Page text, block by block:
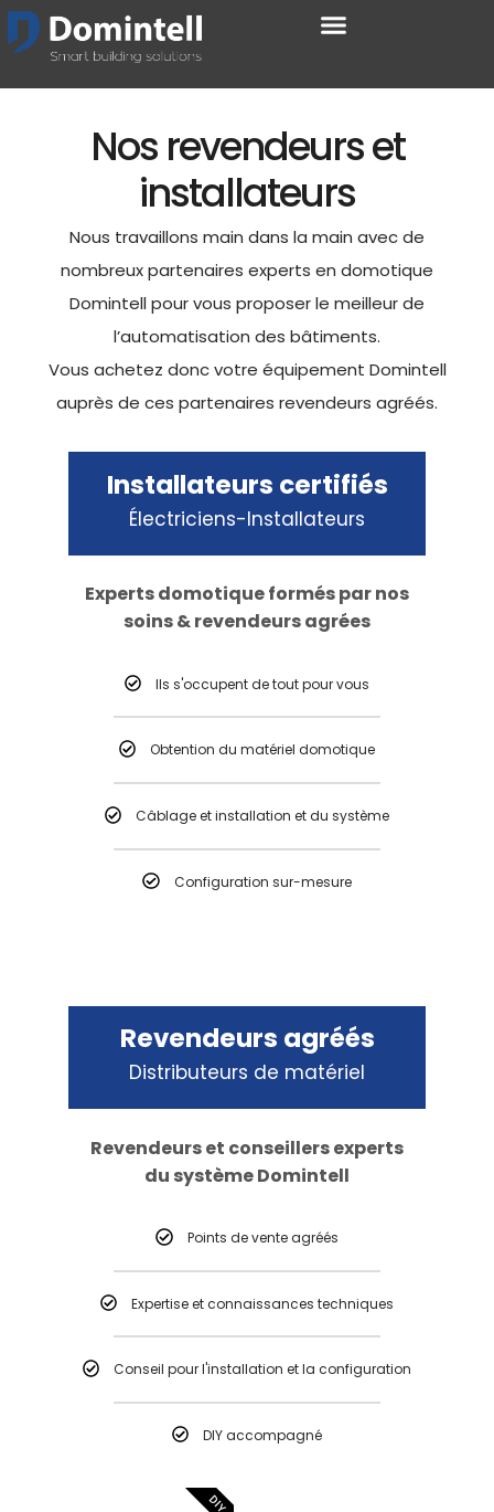
Nos revendeurs et
installateurs
Nous travaillons main dans la main avec de
nombreux partenaires experts en domotique
Domintell pour vous proposer le meilleur de
l’automatisation des bâtiments.
Vous achetez donc votre équipement Domintell
auprès de ces partenaires revendeurs agréés.
Installateurs certifiés
Électriciens-Installateurs
Experts domotique formés par nos
soins & revendeurs agrées
Ils s'occupent de tout pour vous
Obtention du matériel domotique
Câblage et installation et du système
Configuration sur-mesure
Revendeurs agréés
Distributeurs de matériel
Revendeurs et conseillers experts
du système Domintell
Points de vente agréés
Expertise et connaissances techniques
Conseil pour l'installation et la configuration
DIY accompagné
DIY